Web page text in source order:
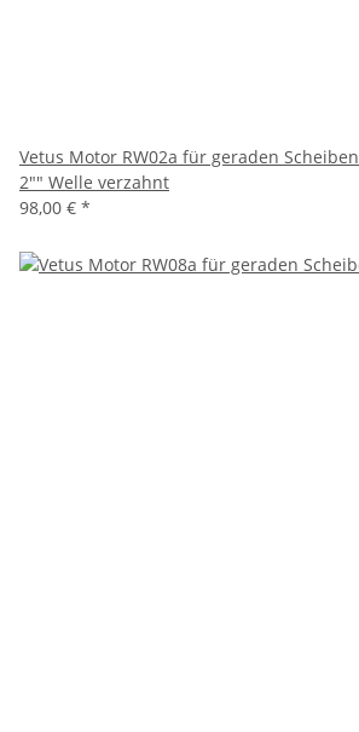
Vetus Motor RW02a für geraden
2"" Welle verzahnt
98,00 € *